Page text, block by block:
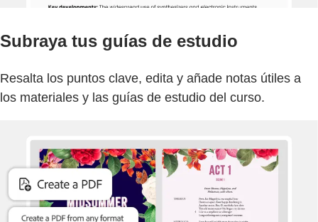
Subraya tus guías de estudio
Resalta los puntos clave, edita y añade notas útiles a
los materiales y las guías de estudio del curso.